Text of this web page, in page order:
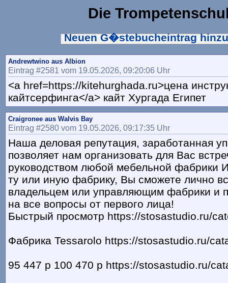
Die
Neuen G�stebucheintrag
Andrewtwino aus Albion
Eintrag #2581 vom 19.05.2026, 09:20:06 Uhr
<a href=https://kitehurghada.ru>цена
кайтсерфинга</a> кайт Хургада Египет
Craigronee aus Walvis Bay
Eintrag #2580 vom 19.05.2026, 09:17:35 Uhr
Наша деловая репутация, заработанная
позволяет нам организовать для Вас
руководством любой мебельной фабрики
ту или иную фабрику, Вы сможете лично
владельцем или управляющим фабрики и
на все вопросы от первого лица!
Быстрый просмотр https://stosastudio.ru/
Фабрика Tessarolo https://stosastudio.ru/
95 447 p 100 470 p https://stosastudio.ru/